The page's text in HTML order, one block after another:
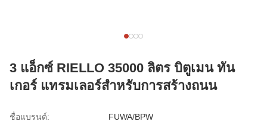
3 แอ็กซ์ RIELLO 35000 ลิตร บิตูเมน ทัน
เกอร์ แทรมเลอร์สําหรับการสร้างถนน
ชื่อแบรนด์: FUWA/BPW